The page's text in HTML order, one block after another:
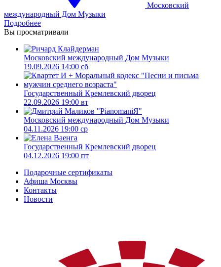
Московский
международный Дом Музыки
Подробнее
Вы просматривали
Московский международный Дом Музыки
19.09.2026 14:00 сб
Государственный Кремлевский дворец
22.09.2026 19:00 вт
Московский международный Дом Музыки
04.11.2026 19:00 ср
Государственный Кремлевский дворец
04.12.2026 19:00 пт
Подарочные сертификаты
Афиша Москвы
Контакты
Новости